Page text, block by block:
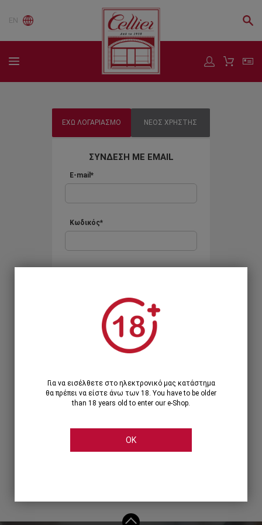
EN
ΕΧΩ ΛΟΓΑΡΙΑΣΜΟ ΝΕΟΣ ΧΡΗΣΤΗΣ
ΣΥΝΔΕΣΗ ΜΕ EMAIL
E-mail*
Κωδικός*
Ξεχάσατε τον κωδικό;
Ή
ΣΥΝΔΕΣΗ ΜΕ ...
Για να εισέλθετε στο ηλεκτρονικό μας κατάστημα
θα πρέπει να είστε άνω των 18. You have to be older
than 18 years old to enter our e-Shop.
OK